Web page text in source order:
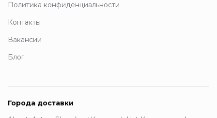
Политика конфиденциальности
Контакты
Вакансии
Блог
Города доставки